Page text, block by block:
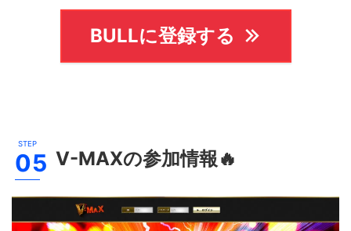
BULLに登録する
V-MAXの参加情報🔥